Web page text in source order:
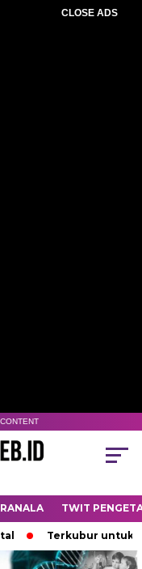
CLOSE ADS
TWIT
Terkubur untuk Hidup